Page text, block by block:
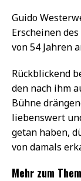
Guido
Erscheinen
von 54 Jahren
Rückblickend
den nach ihm
Bühne
liebenswert
getan haben,
von damals
Mehr zum